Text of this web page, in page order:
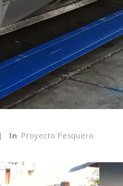
In Proyecto Pesquero